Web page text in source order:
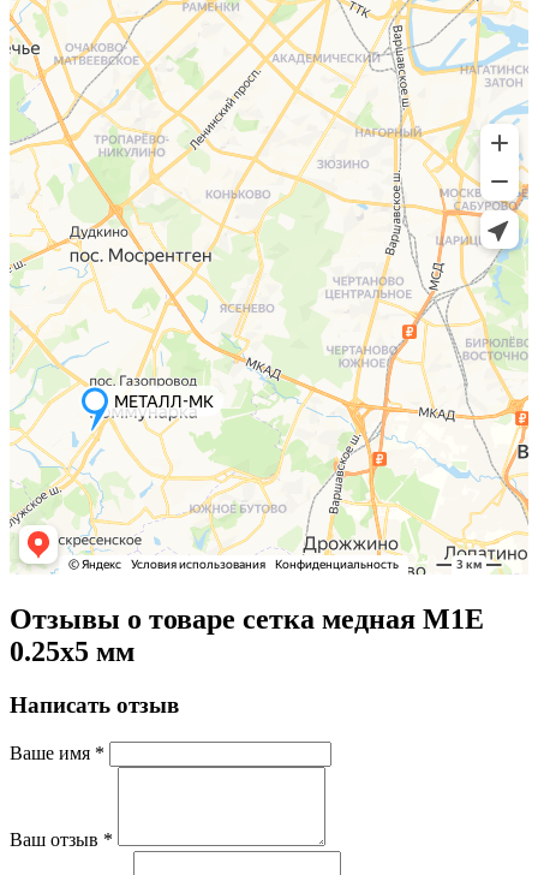
Отзывы о товаре сетка медная М1Е
0.25х5 мм
Написать отзыв
Ваше имя *
Ваш отзыв *